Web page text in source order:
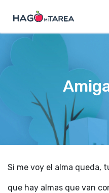
Si me voy el alma queda,
que hay almas que van